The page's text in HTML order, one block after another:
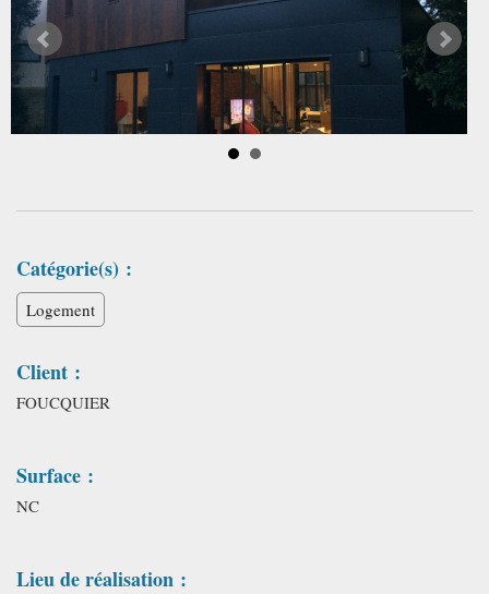
Catégorie(s) :
Logement
Client :
FOUCQUIER
Surface :
NC
Lieu de réalisation :